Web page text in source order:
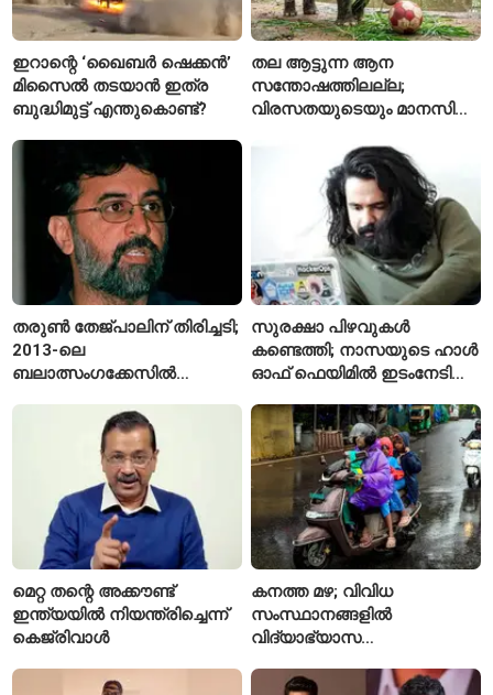
ഇറാന്റെ ‘ഖൈബർ ഷെക്കൻ’
മിസൈൽ തടയാൻ ഇത്ര
ബുദ്ധിമുട്ട് എന്തുകൊണ്ട്?
തല ആട്ടുന്ന ആന
സന്തോഷത്തിലല്ല;
വിരസതയുടെയും മാനസിക
ലക്ഷണമെന്ന് വിദഗ്ധർ
തരുൺ തേജ്പാലിന് തിരിച്ചടി;
2013-ലെ
ബലാത്സംഗക്കേസിൽ
ഹൈക്കോടതി
സുരക്ഷാ പിഴവുകൾ
കണ്ടെത്തി; നാസയുടെ ഹാൾ
ഓഫ് ഫെയിമിൽ ഇടംനേടി
മെറ്റ തന്റെ അക്കൗണ്ട്
ഇന്ത്യയിൽ നിയന്ത്രിച്ചെന്ന്
കെജ്‌രിവാൾ
കനത്ത മഴ; വിവിധ
സംസ്ഥാനങ്ങളിൽ
വിദ്യാഭ്യാസ
പ്രഖ്യാപിച്ചു